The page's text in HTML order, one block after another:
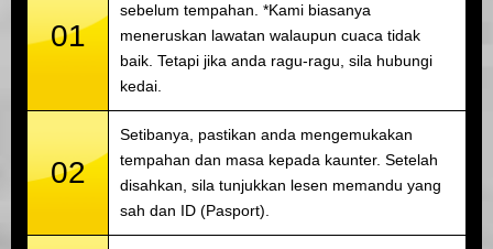
01
sebelum tempahan. *Kami biasanya
meneruskan lawatan walaupun cuaca tidak
baik. Tetapi jika anda ragu-ragu, sila hubungi
kedai.
02
Setibanya, pastikan anda mengemukakan
tempahan dan masa kepada kaunter. Setelah
disahkan, sila tunjukkan lesen memandu yang
sah dan ID (Pasport).